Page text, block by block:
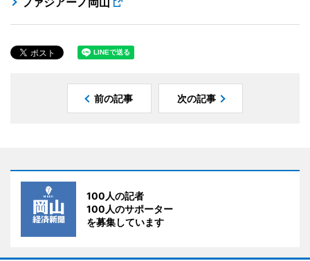
前の記事 次の記事
100人の記者
100人のサポーター
を募集しています